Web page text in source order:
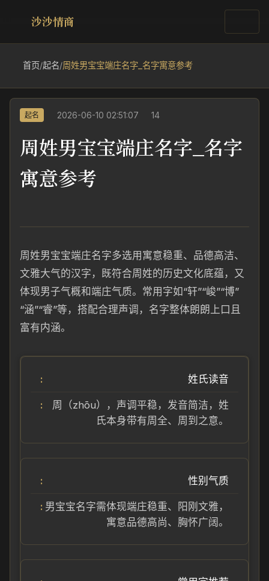
沙沙情商
首页/起名/周姓男宝宝端庄名字_名字寓意参考
起名 2026-06-10 02:51:07 14
周姓男宝宝端庄名字_名字
寓意参考
周姓男宝宝端庄名字多选用寓意稳重、品德高洁、
文雅大气的汉字，既符合周姓的历史文化底蕴，又
体现男子气概和端庄气质。常用字如“轩”“峻”“博”
“涵”“睿”等，搭配合理声调，名字整体朗朗上口且
富有内涵。
姓氏读音
周（zhōu），声调平稳，发音简洁，姓
氏本身带有周全、周到之意。
性别气质
男宝宝名字需体现端庄稳重、阳刚文雅，
寓意品德高尚、胸怀广阔。